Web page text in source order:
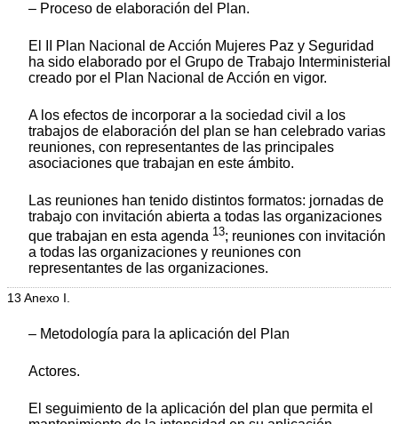
– Proceso de elaboración del Plan.
El II Plan Nacional de Acción Mujeres Paz y Seguridad
ha sido elaborado por el Grupo de Trabajo Interministerial
creado por el Plan Nacional de Acción en vigor.
A los efectos de incorporar a la sociedad civil a los
trabajos de elaboración del plan se han celebrado varias
reuniones, con representantes de las principales
asociaciones que trabajan en este ámbito.
Las reuniones han tenido distintos formatos: jornadas de
trabajo con invitación abierta a todas las organizaciones
que trabajan en esta agenda 13; reuniones con invitación
a todas las organizaciones y reuniones con
representantes de las organizaciones.
13 Anexo I.
– Metodología para la aplicación del Plan
Actores.
El seguimiento de la aplicación del plan que permita el